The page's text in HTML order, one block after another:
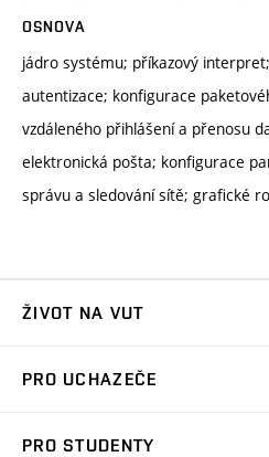
OSNOVA
jádro systému; příkazový
autentizace; konfigurace
vzdáleného přihlášení a přenosu
elektronická pošta; konfigurace
správu a sledování sítě; grafické
ŽIVOT NA VUT
Koleje
PRO UCHAZEČE
PRO STUDENTY